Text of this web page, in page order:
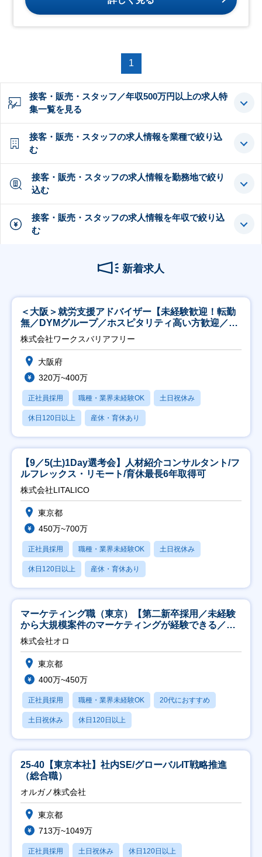
1
接客・販売・スタッフ／年収500万円以上の求人特
集一覧を見る
接客・販売・スタッフの求人情報を業種で絞り込
む
接客・販売・スタッフの求人情報を勤務地で絞り
込む
接客・販売・スタッフの求人情報を年収で絞り込
む
新着求人
＜大阪＞就労支援アドバイザー【未経験歓迎！転勤
無／DYMグループ／ホスピタリティ高い方歓迎／土
日祝】
株式会社ワークスバリアフリー
大阪府
320万~400万
正社員採用 職種・業界未経験OK 土日祝休み
休日120日以上 産休・育休あり
【9／5(土)1Day選考会】人材紹介コンサルタント/フ
ルフレックス・リモート/育休最長6年取得可
株式会社LITALICO
東京都
450万~700万
正社員採用 職種・業界未経験OK 土日祝休み
休日120日以上 産休・育休あり
マーケティング職（東京）【第二新卒採用／未経験
から大規模案件のマーケティングが経験できる／研
修充実】
株式会社オロ
東京都
400万~450万
正社員採用 職種・業界未経験OK 20代におすすめ
土日祝休み 休日120日以上
25-40【東京本社】社内SE/グローバルIT戦略推進
（総合職）
オルガノ株式会社
東京都
713万~1049万
正社員採用 土日祝休み 休日120日以上